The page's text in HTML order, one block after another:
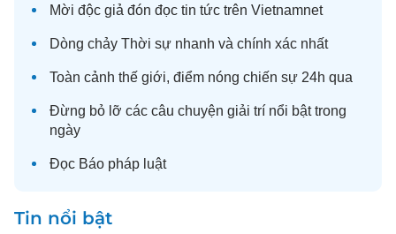
Mời độc giả đón đọc tin tức trên Vietnamnet
Dòng chảy Thời sự nhanh và chính xác nhất
Toàn cảnh thế giới, điểm nóng chiến sự 24h qua
Đừng bỏ lỡ các câu chuyện giải trí nổi bật trong
ngày
Đọc Báo pháp luật
Tin nổi bật